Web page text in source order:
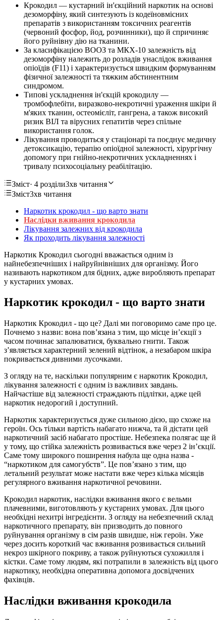
Крокодил — кустарний ін'єкційний наркотик на основі
дезоморфіну, який синтезують із кодеїновмісних
препаратів з використанням токсичних реагентів
(червоний фосфор, йод, розчинники), що й спричиняє
його руйнівну дію на тканини.
За класифікацією ВООЗ та МКХ-10 залежність від
дезоморфіну належить до розладів унаслідок вживання
опіоїдів (F11) і характеризується швидким формуванням
фізичної залежності та тяжким абстинентним
синдромом.
Типові ускладнення ін'єкцій крокодилу —
тромбофлебіти, виразково-некротичні ураження шкіри й
м'яких тканин, остеомієліт, гангрена, а також високий
ризик ВІЛ та вірусних гепатитів через спільне
використання голок.
Лікування проводиться у стаціонарі та поєднує медичну
детоксикацію, терапію опіоїдної залежності, хірургічну
допомогу при гнійно-некротичних ускладненнях і
тривалу психосоціальну реабілітацію.
Зміст· 4 розділи3хв читання
Зміст3хв читання
Наркотик крокодил - що варто знати
Наслідки вживання крокодила
Лікування залежних від крокодила
Як проходить лікування залежності
Наркотик Крокодил сьогодні вважається одним із
найнебезпечніших і найруйнівніших для організму. Його
називають наркотиком для бідних, адже виробляють препарат
у кустарних умовах.
Наркотик крокодил - що варто знати
Наркотик Крокодил - що це? Далі ми поговоримо саме про це.
Почнемо з назви: вона пов’язана з тим, що місце ін’єкції з
часом починає запалюватися, буквально гнити. Також
з’являється характерний зелений відтінок, а незабаром шкіра
покривається дивними лусочками.
З огляду на те, наскільки популярним є наркотик Крокодил,
лікування залежності є одним із важливих завдань.
Найчастіше від залежності страждають підлітки, адже цей
наркотик недорогий і доступний.
Наркотик характеризується дуже сильною дією, що схоже на
героїн. Ось тільки вартість набагато нижча, та й дістати цей
наркотичний засіб набагато простіше. Небезпека полягає ще й
у тому, що стійка залежність розвивається вже через 2 ін’єкції.
Саме тому широкого поширення набула ще одна назва -
“наркотиком для самогубств”. Це пов’язано з тим, що
летальний результат може настати вже через кілька місяців
регулярного вживання наркотичної речовини.
Крокодил наркотик, наслідки вживання якого є вельми
плачевними, виготовляють у кустарних умовах. Для цього
необхідні нехитрі інгредієнти. З огляду на небезпечний склад
наркотичного препарату, він призводить до повного
руйнування організму в сім разів швидше, ніж героїн. Уже
через досить короткий час вживання розвивається сильний
некроз шкірного покриву, а також руйнуються сухожилля і
кістки. Саме тому людям, які потрапили в залежність від цього
наркотику, необхідна оперативна допомога досвідчених
фахівців.
Наслідки вживання крокодила